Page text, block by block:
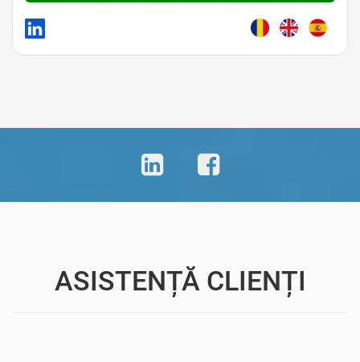
ASISTENȚĂ CLIENȚI